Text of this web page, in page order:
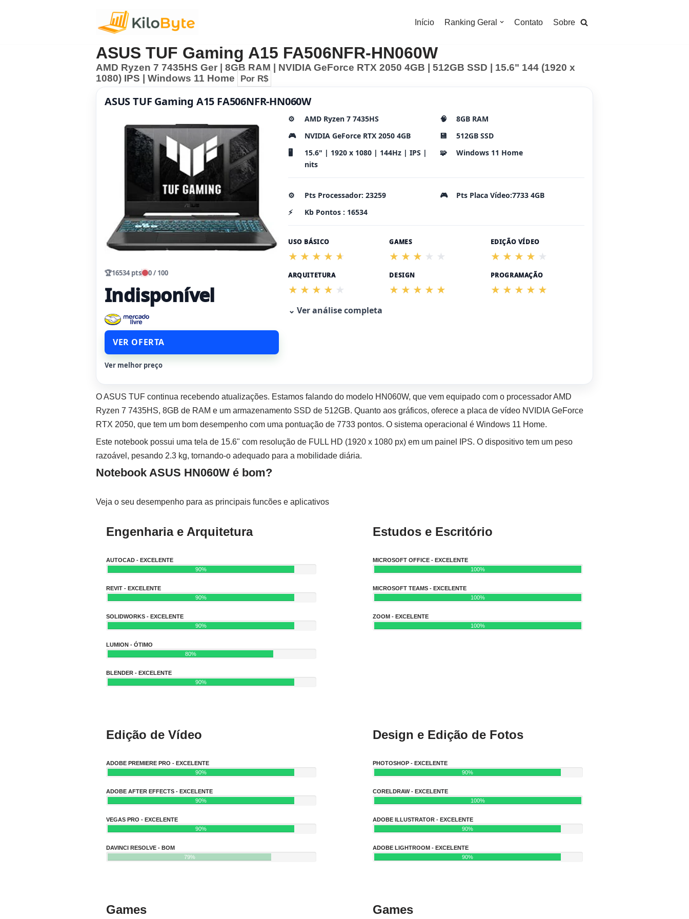
Início Ranking Geral Contato Sobre
ASUS TUF Gaming A15 FA506NFR-HN060W
AMD Ryzen 7 7435HS Ger | 8GB RAM | NVIDIA GeForce RTX 2050 4GB | 512GB SSD | 15.6" 144 (1920 x
1080) IPS | Windows 11 Home
Por R$
ASUS TUF Gaming A15 FA506NFR-HN060W
🏆16534 pts 0 / 100
Indisponível
VER OFERTA
Ver melhor preço
⚙️ AMD Ryzen 7 7435HS 🧠
8GB RAM
🎮
NVIDIA GeForce RTX 2050 4GB 💾
512GB SSD
🖥️
15.6" | 1920 x 1080 | 144Hz | IPS |
nits
🧩 Windows 11 Home
⚙️ Pts Processador: 23259 🎮
Pts Placa Vídeo:7733 4GB
⚡
Kb Pontos : 16534
USO BÁSICO GAMES EDIÇÃO VÍDEO
ARQUITETURA DESIGN PROGRAMAÇÃO
⌄ Ver análise completa
O ASUS TUF continua recebendo atualizações. Estamos falando do modelo HN060W, que vem equipado com o processador AMD
Ryzen 7 7435HS, 8GB de RAM e um armazenamento SSD de 512GB. Quanto aos gráficos, oferece a placa de vídeo NVIDIA GeForce
RTX 2050, que tem um bom desempenho com uma pontuação de 7733 pontos. O sistema operacional é Windows 11 Home.
Este notebook possui uma tela de 15.6" com resolução de FULL HD (1920 x 1080 px) em um painel IPS. O dispositivo tem um peso
razoável, pesando 2.3 kg, tornando-o adequado para a mobilidade diária.
Notebook ASUS HN060W é bom?
Veja o seu desempenho para as principais funcões e aplicativos
Engenharia e Arquitetura
AUTOCAD - EXCELENTE
90%
REVIT - EXCELENTE
90%
SOLIDWORKS - EXCELENTE
90%
LUMION - ÓTIMO
80%
BLENDER - EXCELENTE
90%
Estudos e Escritório
MICROSOFT OFFICE - EXCELENTE
100%
MICROSOFT TEAMS - EXCELENTE
100%
ZOOM - EXCELENTE
100%
Edição de Vídeo
ADOBE PREMIERE PRO - EXCELENTE
90%
ADOBE AFTER EFFECTS - EXCELENTE
90%
VEGAS PRO - EXCELENTE
90%
DAVINCI RESOLVE - BOM
79%
Design e Edição de Fotos
PHOTOSHOP - EXCELENTE
90%
CORELDRAW - EXCELENTE
100%
ADOBE ILLUSTRATOR - EXCELENTE
90%
ADOBE LIGHTROOM - EXCELENTE
90%
Games Games